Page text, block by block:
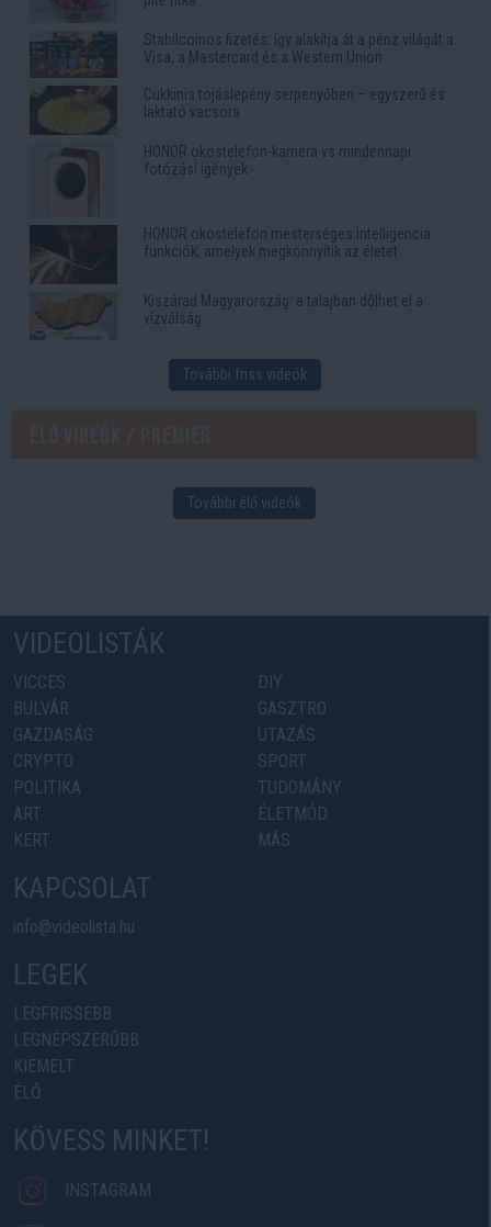
Stabilcoinos fizetés: így alakítja át a pénz világát a
Visa, a Mastercard és a Western Union
Cukkinis tojáslepény serpenyőben – egyszerű és
laktató vacsora
HONOR okostelefon-kamera vs mindennapi
fotózási igények
HONOR okostelefon mesterséges intelligencia
funkciók, amelyek megkönnyítik az életet
Kiszárad Magyarország: a talajban dőlhet el a
vízválság
További friss videók
További élő videók
VIDEOLISTÁK
VICCES
BULVÁR
GAZDASÁG
CRYPTO
POLITIKA
ART
KERT
DIY
GASZTRO
UTAZÁS
SPORT
TUDOMÁNY
ÉLETMÓD
MÁS
KAPCSOLAT
info@videolista.hu
LEGEK
LEGFRISSEBB
LEGNÉPSZERŰBB
KIEMELT
ÉLŐ
KÖVESS MINKET!
INSTAGRAM